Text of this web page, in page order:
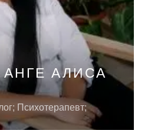
АЛИСА
Психотерапевт;